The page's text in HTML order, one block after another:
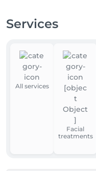
Services
All services
Facial
treatments